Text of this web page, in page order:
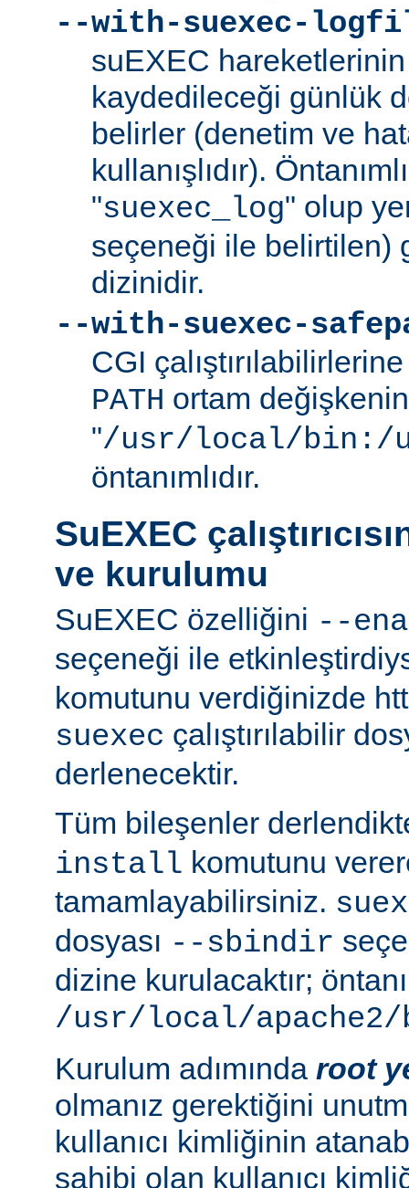
--with-suexec-
suEXEC hareketlerinin
kaydedileceği günlük
belirler (denetim ve
kullanışlıdır).
"suexec_log" olup
seçeneği ile belirtilen)
dizinidir.
--with-suexec-
CGI
PATH ortam
"/usr/local/bin:/
öntanımlıdır.
SuEXEC
ve kurulumu
SuEXEC özelliğini --
seçeneği ile
komutunu verdiğinizde
suexec çalıştırılabilir
derlenecektir.
Tüm bileşenler
install komutunu
tamamlayabilirsiniz.
dosyası --sbindir
dizine kurulacaktır;
/usr/local/
Kurulum adımında root
olmanız gerektiğini
kullanıcı kimliğinin
sahibi olan kullanıcı